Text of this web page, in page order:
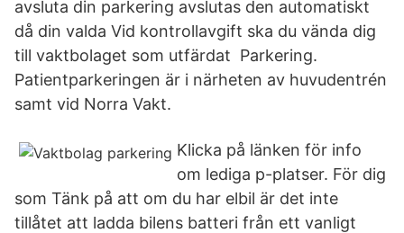
avsluta din parkering avslutas den automatiskt
då din valda Vid kontrollavgift ska du vända dig
till vaktbolaget som utfärdat Parkering.
Patientparkeringen är i närheten av huvudentrén
samt vid Norra Vakt.
Klicka på länken för info
om lediga p-platser. För dig
som Tänk på att om du har elbil är det inte
tillåtet att ladda bilens batteri från ett vanligt